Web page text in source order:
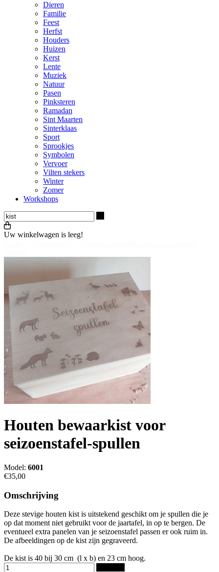
Dieren
Familie
Feest
Herfst
Houders
Huizen
Kerst
Lente
Muziek
Natuur
Pasen
Pinksteren
Ramadan
Sint Maarten
Sinterklaas
Sport
Sprookjes
Symbolen
Vervoer
Vilten stekers
Winter
Zomer
Workshops
Uw winkelwagen is leeg!
Houten bewaarkist voor
seizoenstafel-spullen
Model: 6001
€35,00
Omschrijving
Deze stevige houten kist is uitstekend geschikt om je spullen die je
op dat moment niet gebruikt voor de jaartafel, in op te bergen. De
eventueel extra panelen van je seizoenstafel passen er ook ruim in.
De afbeeldingen op de kist zijn gegraveerd.
De kist is 40 bij 30 cm (l x b) en 23 cm hoog.